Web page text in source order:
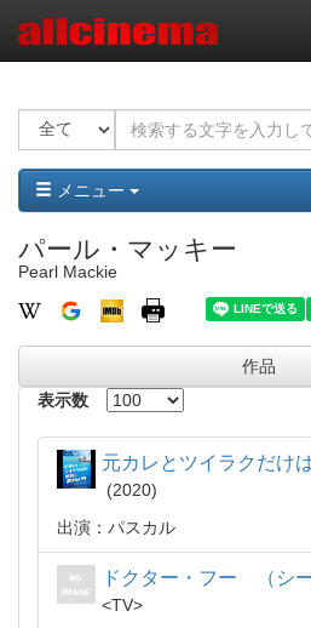
メニュー
パール・マッキー
Pearl Mackie
作品
表示数
元カレとツイラクだけ
2020
出演：パスカル
ドクター・フー （シー
TV